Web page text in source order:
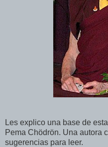
Les explico una base de
Pema Chödrön. Una autora
sugerencias para leer.